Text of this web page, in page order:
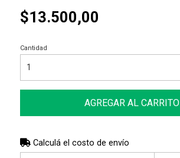
$13.500,00
Cantidad
AGREGAR AL CARRITO
Calculá el costo de envío